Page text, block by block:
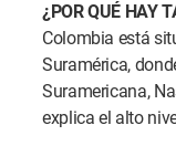
¿POR QUÉ HAY
Colombia está
Suramérica,
Suramericana,
explica el alto